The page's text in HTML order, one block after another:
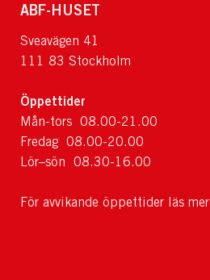
ABF-HUSET
Sveavägen 41
111 83 Stockholm
Öppettider
Mån-tors 08.00-21.00
Fredag 08.00-20.00
Lör–sön 08.30-16.00
För avvikande öppettider läs mer